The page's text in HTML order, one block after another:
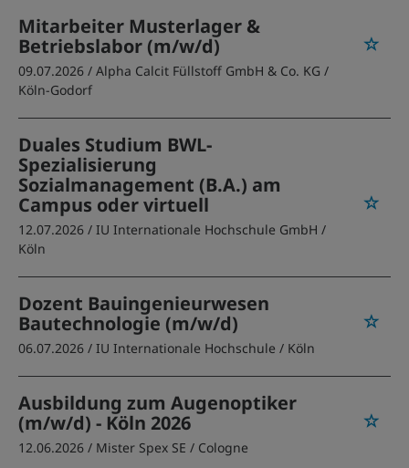
Mitarbeiter Musterlager &
Betriebslabor (m/w/d)
09.07.2026 / Alpha Calcit Füllstoff GmbH & Co. KG /
Köln-Godorf
Duales Studium BWL-
Spezialisierung
Sozialmanagement (B.A.) am
Campus oder virtuell
12.07.2026 / IU Internationale Hochschule GmbH /
Köln
Dozent Bauingenieurwesen
Bautechnologie (m/w/d)
06.07.2026 / IU Internationale Hochschule / Köln
Ausbildung zum Augenoptiker
(m/w/d) - Köln 2026
12.06.2026 / Mister Spex SE / Cologne